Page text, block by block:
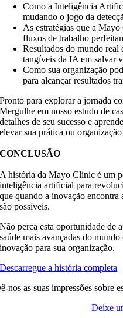
Como a Inteligência
mudando o jogo da
As estratégias que a
fluxos de trabalho
Resultados do mundo real
tangíveis da IA em salvar
Como sua organização
para alcançar resultados
Pronto para explorar a jornada
Mergulhe em nosso estudo de
detalhes de seu sucesso e
elevar sua prática ou
CONCLUSÃO
A história da Mayo Clinic é um
inteligência artificial para
que quando a inovação
são possíveis.
Não perca esta oportunidade de
saúde mais avançadas do
inovação para sua organização.
Descarregue a história completa
nos as suas impressões sobre
Deixe